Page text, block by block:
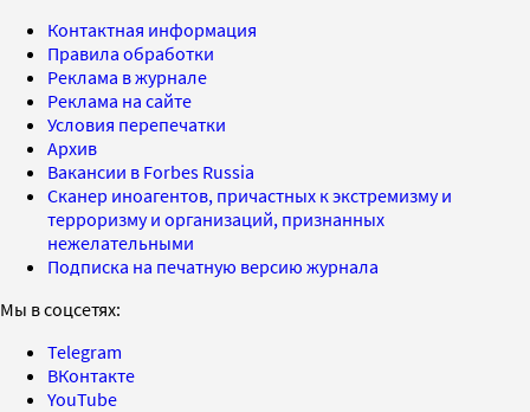
Контактная информация
Правила обработки
Реклама в журнале
Реклама на сайте
Условия перепечатки
Архив
Вакансии в Forbes Russia
Сканер иноагентов, причастных к экстремизму и
терроризму и организаций, признанных
нежелательными
Подписка на печатную версию журнала
Мы в соцсетях:
Telegram
ВКонтакте
YouTube